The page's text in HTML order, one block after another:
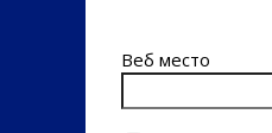
Веб место